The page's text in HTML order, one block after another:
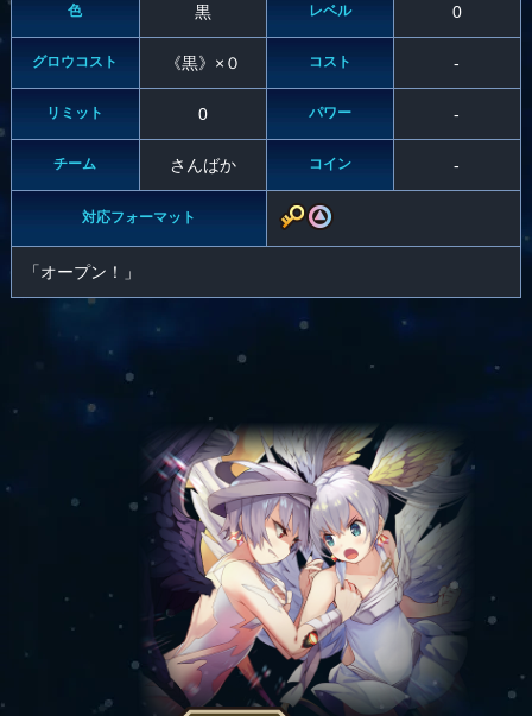
色 黒 レベル 0
グロウコスト 《黒》×０ コスト -
リミット 0 パワー -
チーム さんばか コイン -
対応フォーマット
「オープン！」